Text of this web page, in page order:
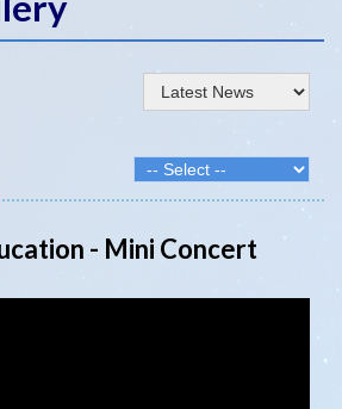
- Mini Concert